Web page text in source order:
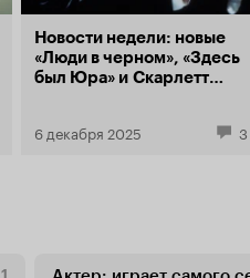
Новости недели: новые
«Люди в черном», «Здесь
был Юра» и Скарлетт
6 декабря 2025 3